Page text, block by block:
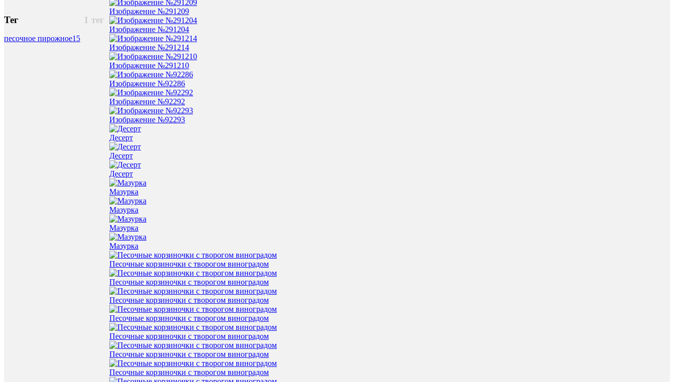
1 тег
Тег
песочное пирожное15
Изображение №291209
Изображение №291204
Изображение №291214
Изображение №291210
Изображение №92286
Изображение №92292
Изображение №92293
Десерт
Десерт
Десерт
Мазурка
Мазурка
Мазурка
Мазурка
Песочные корзиночки с творогом виноградом
Песочные корзиночки с творогом виноградом
Песочные корзиночки с творогом виноградом
Песочные корзиночки с творогом виноградом
Песочные корзиночки с творогом виноградом
Песочные корзиночки с творогом виноградом
Песочные корзиночки с творогом виноградом